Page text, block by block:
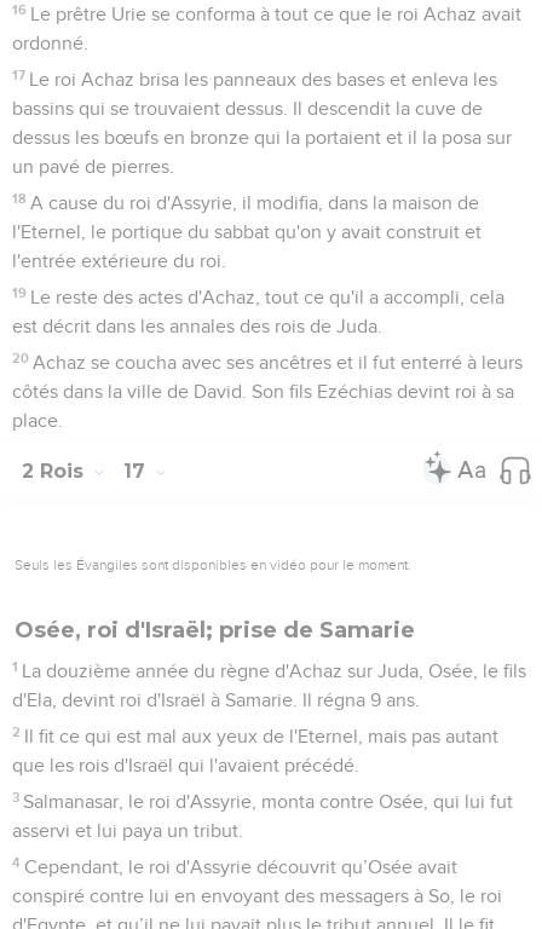
16 Le prêtre Urie se conforma à tout ce que le roi Achaz avait
ordonné.
17 Le roi Achaz brisa les panneaux des bases et enleva les
bassins qui se trouvaient dessus. Il descendit la cuve de
dessus les bœufs en bronze qui la portaient et il la posa sur
un pavé de pierres.
18 A cause du roi d'Assyrie, il modifia, dans la maison de
l'Eternel, le portique du sabbat qu'on y avait construit et
l'entrée extérieure du roi.
19 Le reste des actes d'Achaz, tout ce qu'il a accompli, cela
est décrit dans les annales des rois de Juda.
20 Achaz se coucha avec ses ancêtres et il fut enterré à leurs
côtés dans la ville de David. Son fils Ezéchias devint roi à sa
place.
2 Rois 17
Seuls les Évangiles sont disponibles en vidéo pour le moment.
Osée, roi d'Israël; prise de Samarie
1 La douzième année du règne d'Achaz sur Juda, Osée, le fils
d'Ela, devint roi d'Israël à Samarie. Il régna 9 ans.
2 Il fit ce qui est mal aux yeux de l'Eternel, mais pas autant
que les rois d'Israël qui l'avaient précédé.
3 Salmanasar, le roi d'Assyrie, monta contre Osée, qui lui fut
asservi et lui paya un tribut.
4 Cependant, le roi d'Assyrie découvrit qu’Osée avait
conspiré contre lui en envoyant des messagers à So, le roi
d'Egypte, et qu’il ne lui payait plus le tribut annuel. Il le fit